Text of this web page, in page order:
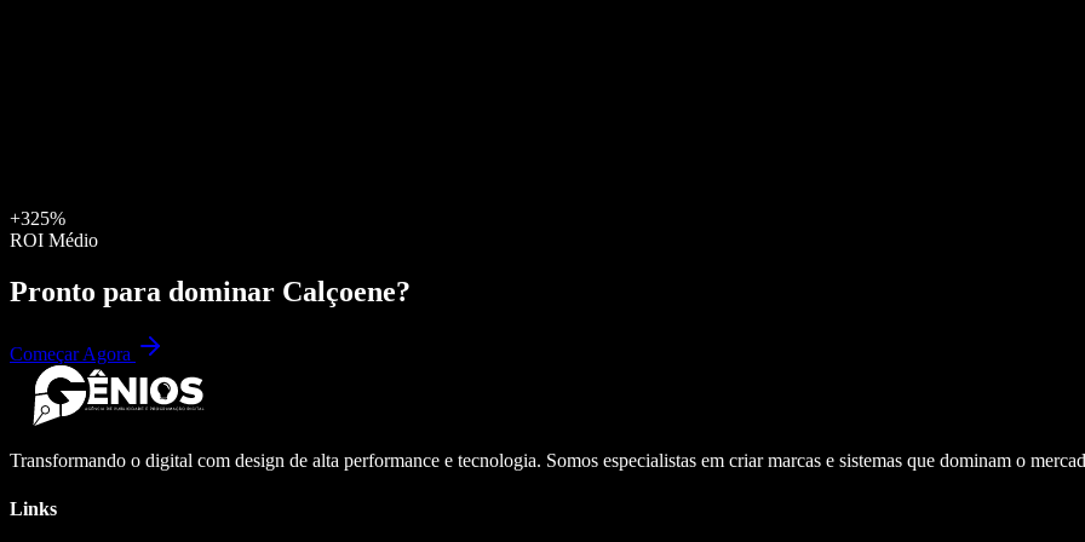
+325%
ROI Médio
Pronto para dominar Calçoene?
Começar Agora
Transformando o digital com design de alta performance e tecnologia. Somos especialistas em criar marcas e sistemas que dominam o
Links